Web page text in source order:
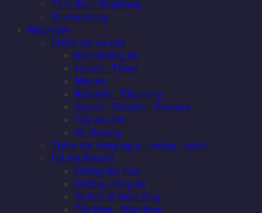
Tinh dầu - Xịt phòng
Xịt côn trùng
Mỹ phẩm
Chăm sóc da mặt
Kem dưỡng da
Lotion - Toner
Mặt nạ
Rửa mặt - Tẩy trang
Serum - Booster - Essence
Tẩy da chết
Xịt khoáng
Chăm sóc vùng ngực - mông - nách
Hỗ trợ điều trị
Chống lão hóa
Dưỡng trắng da
Se khít lỗ chân lông
Tẩy lông - Wax lông